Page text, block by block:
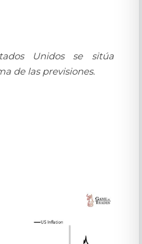
Unidos se sitúa
de las previsiones.